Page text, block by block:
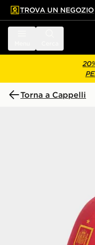
principale
a fondo pagina
TROVA UN NEGOZIO
Torna a Cappelli